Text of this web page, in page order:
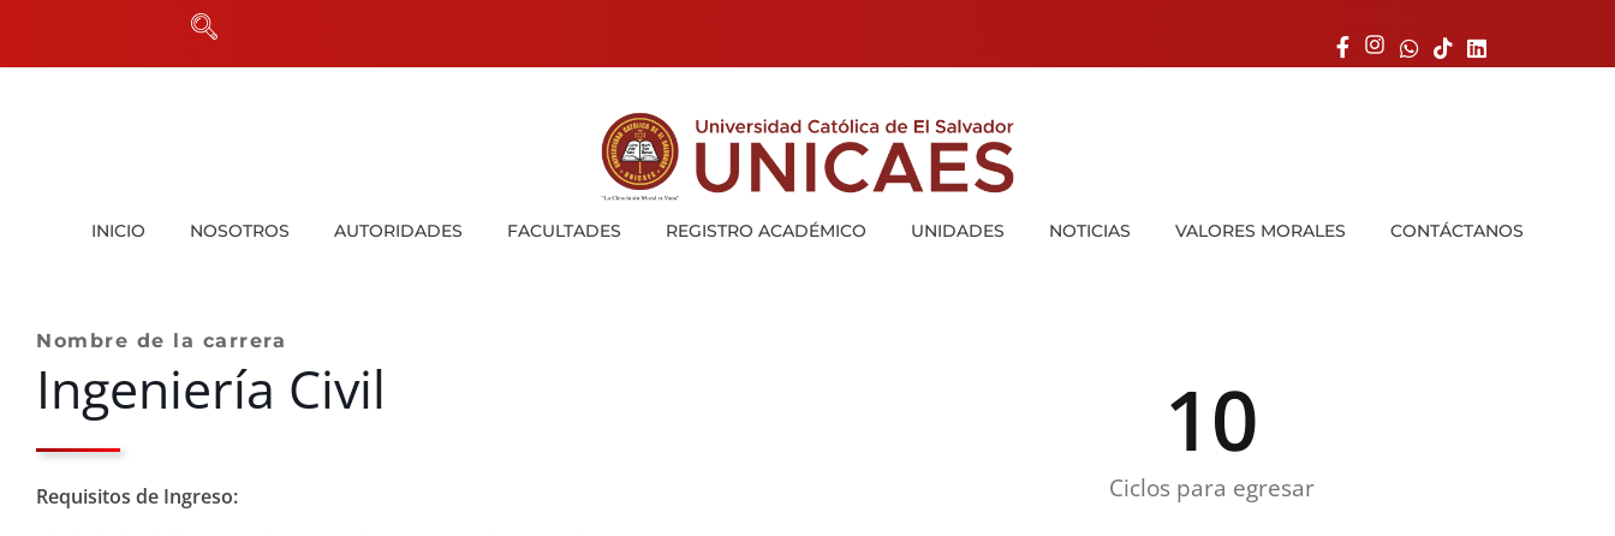
Universidad Católica de El Salvador
UNICAES
INICIO NOSOTROS AUTORIDADES FACULTADES REGISTRO ACADÉMICO UNIDADES NOTICIAS VALORES MORALES CONTÁCTANOS
Nombre de la carrera
Ingeniería Civil
Requisitos de Ingreso:
Ciclos para egresar
10